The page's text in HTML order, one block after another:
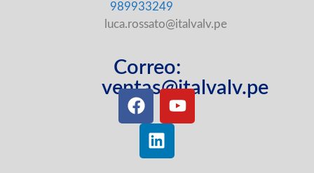
989933249
luca.rossato@italvalv.pe
Correo:
ventas@italvalv.pe